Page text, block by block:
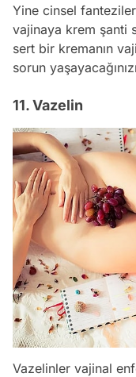
Yine cinsel
vajinaya krem şanti
sert bir kremanın
sorun
11. Vazelin
Vazelinler vajinal